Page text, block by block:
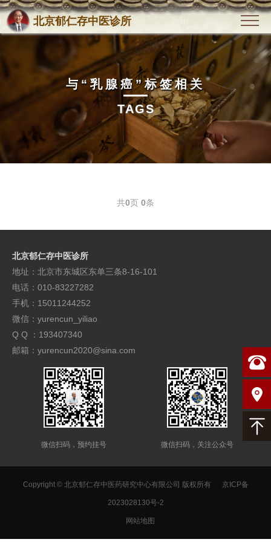
北京郁仁存中医诊所
与“乳腺癌”标签相关
TAGS
共0页 0条
北京郁仁存中医诊所
地址：北京市东城区东单三条8-16-101
电话：010-83227282
手机：15011244252
微信：yurencun_yiliao
Q Q ：193407340
邮箱：yurencun2020@sina.com
微信扫码，预约挂号 微信扫码，关注公众号
Copyright © 北京郁仁存中医药研究中心有限公司 版权所有 京ICP备
2023028130号-2
网站地图